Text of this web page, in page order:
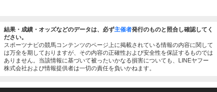
結果・成績・オッズなどのデータは、必ず主催者発行のものと照合し確認してく
ださい。
スポーツナビの競馬コンテンツのページ上に掲載されている情報の内容に関して
は万全を期しておりますが、その内容の正確性および安全性を保証するものでは
ありません。当該情報に基づいて被ったいかなる損害についても、LINEヤフー
株式会社および情報提供者は一切の責任を負いかねます。